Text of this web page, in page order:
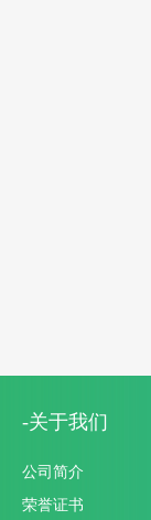
-关于我们
公司简介
荣誉证书